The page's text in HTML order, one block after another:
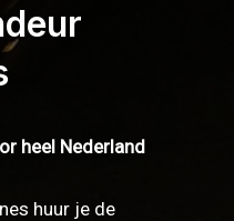
heel Nederland
huur je de